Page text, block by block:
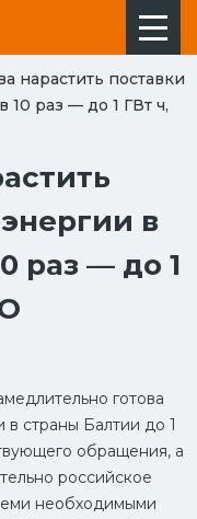
нарастить поставки
10 раз — до 1 ГВт ч,
в
раз — до 1
готова
в страны Балтии до 1
обращения, а
российское
необходимыми